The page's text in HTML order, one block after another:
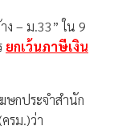
ง – ม.33” ใน 9
ยกเว้นภาษีเงิน
ษกประจำสำนัก
รม.)ว่า